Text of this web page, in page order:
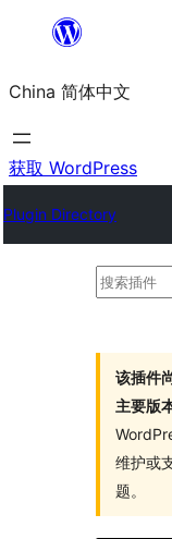
内
容
China 简体中文
获取 WordPress
Plugin Directory
搜
该插件
主要版
维护或
题。